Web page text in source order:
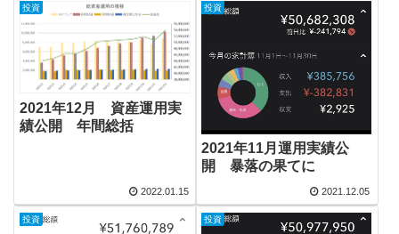
投資
2021年12月 資産運用実
績公開 年間総括
2022.01.15
投資
2021年11月運用実績公
開 暴落の果てに
2021.12.05
投資 投資